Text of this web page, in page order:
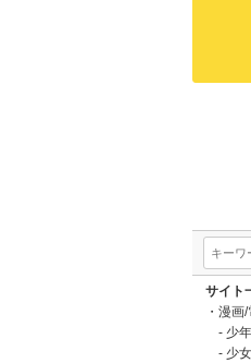
サイト
漫画/
少
少